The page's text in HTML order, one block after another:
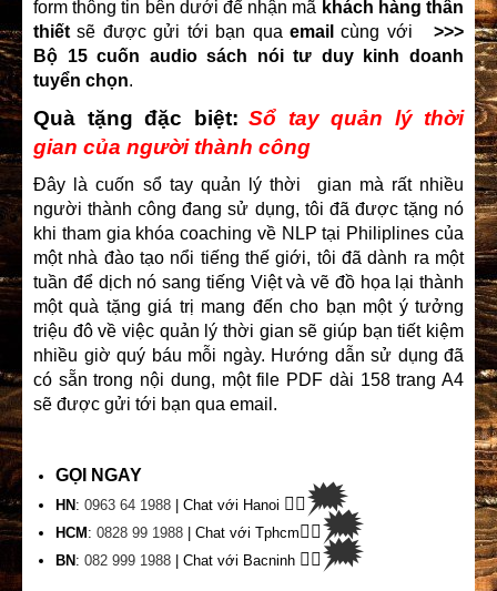
form thông tin bên dưới để nhận mã khách hàng thân
thiết sẽ được gửi tới bạn qua email cùng với>>>
Bộ 15 cuốn audio sách nói tư duy kinh doanh
tuyển chọn.
Quà tặng đặc biệt: Sổ tay quản lý thời
gian của người thành công
Đây là cuốn sổ tay quản lý thời gian mà rất nhiều
người thành công đang sử dụng, tôi đã được tặng nó
khi tham gia khóa coaching về NLP tại Philiplines của
một nhà đào tạo nổi tiếng thế giới, tôi đã dành ra một
tuần để dịch nó sang tiếng Việt và vẽ đồ họa lại thành
một quà tặng giá trị mang đến cho bạn một ý tưởng
triệu đô về việc quản lý thời gian sẽ giúp bạn tiết kiệm
nhiều giờ quý báu mỗi ngày. Hướng dẫn sử dụng đã
có sẵn trong nội dung, một file PDF dài 158 trang A4
sẽ được gửi tới bạn qua email.
GỌI NGAY
HN : 0963 64 1988 | Chat với Hanoi 👉🏽🗯
HCM : 0828 99 1988 | Chat với Tphcm 👉🏽🗯
BN : 082 999 1988 | Chat với Bacninh 👉🏽🗯